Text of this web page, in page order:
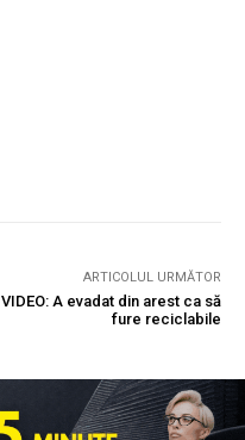
ARTICOLUL URMĂTOR
VIDEO: A evadat din arest ca să
fure reciclabile